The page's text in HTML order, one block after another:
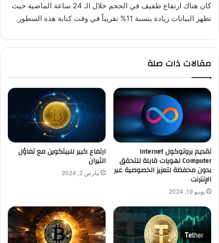
كان هناك ارتفاع طفيف في الحجم خلال الـ 24 ساعة الماضية حيث
تظهر البيانات زيادة بنسبة 11% تقريباً في وقت كتابة هذه السطور.
مقالات ذات صلة
تقديم بروتوكول Internet
Computer لهويات قابلة للتحقق
بدون محفظة لتعزيز الخصوصية عبر
الإنترنت
يونيو 19, 2024
ارتفاع كبير للبيتكوين مع تفاؤل
الثيران
مارس 2, 2024